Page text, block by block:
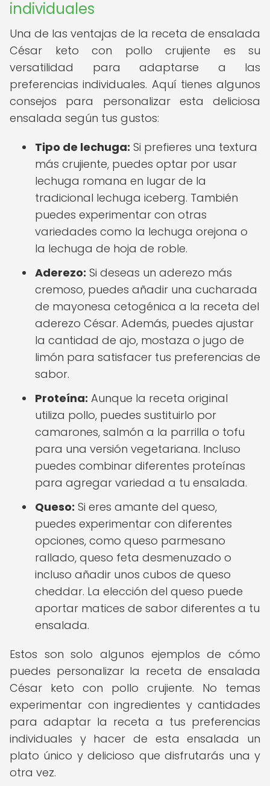
individuales
Una de las ventajas de la receta de ensalada
César keto con pollo crujiente es su
versatilidad para adaptarse a las
preferencias individuales. Aquí tienes algunos
consejos para personalizar esta deliciosa
ensalada según tus gustos:
Tipo de lechuga: Si prefieres una textura
más crujiente, puedes optar por usar
lechuga romana en lugar de la
tradicional lechuga iceberg. También
puedes experimentar con otras
variedades como la lechuga orejona o
la lechuga de hoja de roble.
Aderezo: Si deseas un aderezo más
cremoso, puedes añadir una cucharada
de mayonesa cetogénica a la receta del
aderezo César. Además, puedes ajustar
la cantidad de ajo, mostaza o jugo de
limón para satisfacer tus preferencias de
sabor.
Proteína: Aunque la receta original
utiliza pollo, puedes sustituirlo por
camarones, salmón a la parrilla o tofu
para una versión vegetariana. Incluso
puedes combinar diferentes proteínas
para agregar variedad a tu ensalada.
Queso: Si eres amante del queso,
puedes experimentar con diferentes
opciones, como queso parmesano
rallado, queso feta desmenuzado o
incluso añadir unos cubos de queso
cheddar. La elección del queso puede
aportar matices de sabor diferentes a tu
ensalada.
Estos son solo algunos ejemplos de cómo
puedes personalizar la receta de ensalada
César keto con pollo crujiente. No temas
experimentar con ingredientes y cantidades
para adaptar la receta a tus preferencias
individuales y hacer de esta ensalada un
plato único y delicioso que disfrutarás una y
otra vez.